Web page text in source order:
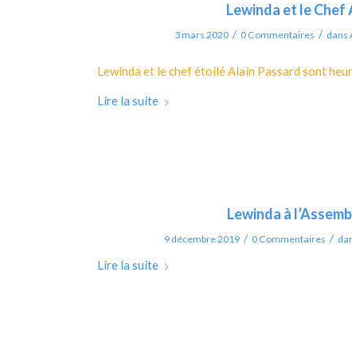
Lewinda et le Chef
3 mars 2020 / 0 Commentaires / dans
Lewinda et le chef étoilé Alain Passard sont
Lire la suite
Lewinda à
9 décembre 2019 / 0 Commentaires /
Lire la suite